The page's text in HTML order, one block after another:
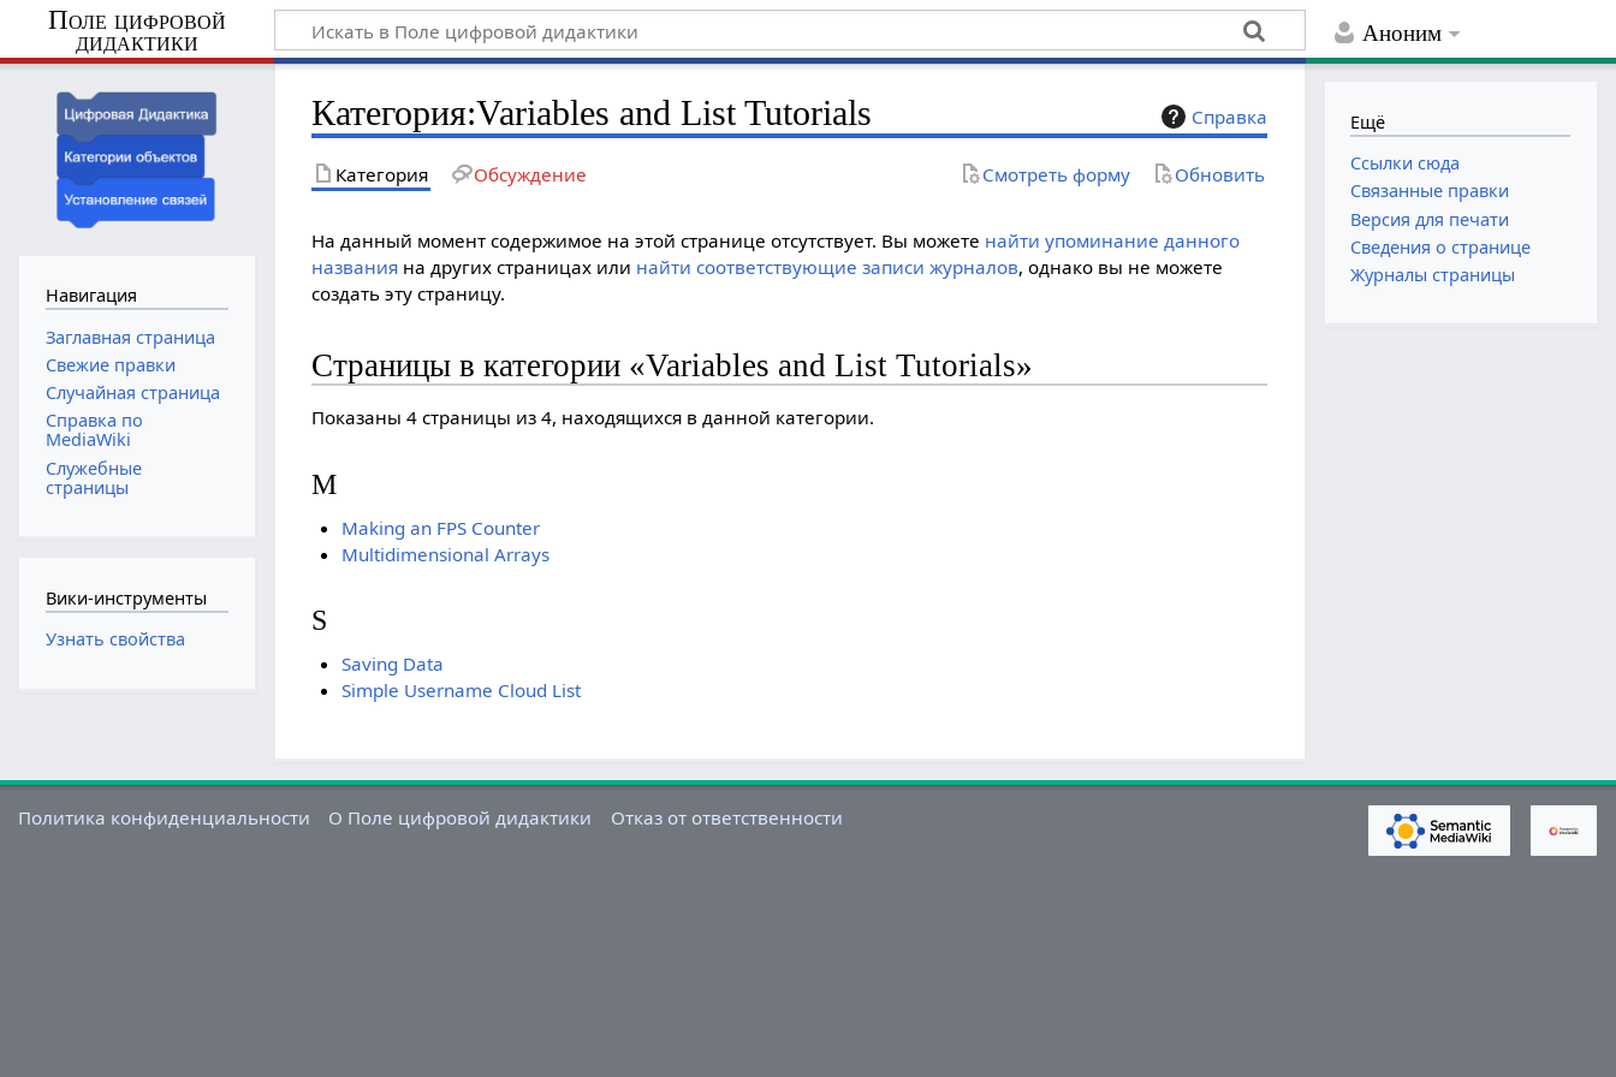
Аноним
Поле цифровой
дидактики
Справка
Категория:Variables and List Tutorials
Категория Обсуждение Смотреть форму Обновить
На данный момент содержимое на этой странице отсутствует. Вы можете найти упоминание данного
названия на других страницах или найти соответствующие записи журналов, однако вы не можете
создать эту страницу.
Страницы в категории «Variables and List Tutorials»
Показаны 4 страницы из 4, находящихся в данной категории.
M
Making an FPS Counter
Multidimensional Arrays
S
Saving Data
Simple Username Cloud List
Навигация
Заглавная страница
Свежие правки
Случайная страница
Справка по
MediaWiki
Служебные
страницы
Вики-инструменты
Узнать свойства
Ещё
Ссылки сюда
Связанные правки
Версия для печати
Сведения о странице
Журналы страницы
Политика конфиденциальности О Поле цифровой дидактики Отказ от ответственности